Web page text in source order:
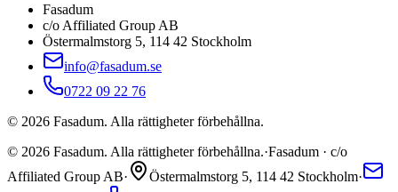
Fasadum
c/o Affiliated Group AB
Östermalmstorg 5, 114 42 Stockholm
info@fasadum.se
0722 09 22 76
© 2026 Fasadum. Alla rättigheter förbehållna.
© 2026 Fasadum. Alla rättigheter förbehållna.·Fasadum · c/o
Affiliated Group AB· Östermalmstorg 5, 114 42 Stockholm·